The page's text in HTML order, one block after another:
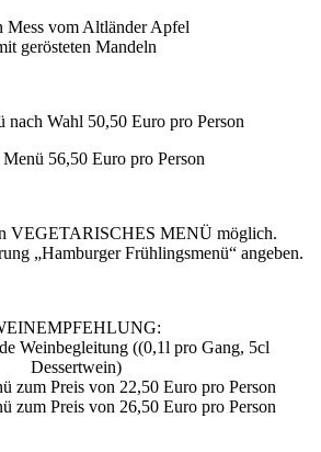
Mess vom Altländer Apfel
gerösteten Mandeln
nach Wahl 50,50 Euro pro Person
56,50 Euro pro Person
VEGETARISCHES MENÜ möglich.
„Hamburger Frühlingsmenü“ angeben.
Weinbegleitung ((0,1l pro Gang, 5cl
Dessertwein)
zum Preis von 22,50 Euro pro Person
zum Preis von 26,50 Euro pro Person